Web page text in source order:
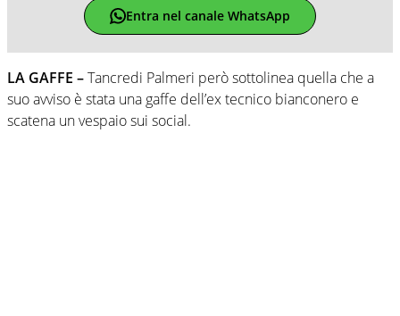
Entra nel canale WhatsApp
LA GAFFE –Tancredi Palmeri però sottolinea quella che a
suo avviso è stata una gaffe dell’ex tecnico bianconero e
scatena un vespaio sui social.